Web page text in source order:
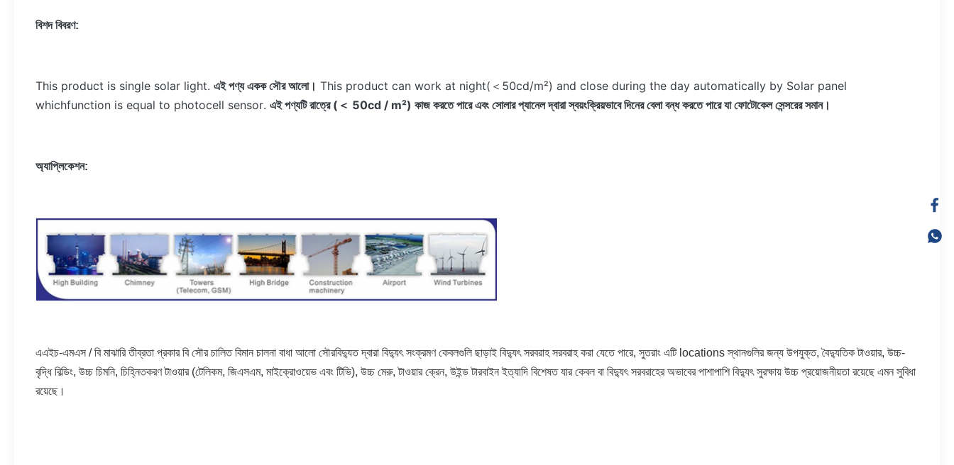
বিশদ বিবরণ:
This product is single solar light. এই পণ্য একক সৌর আলো। This product can work at night(＜50cd/m²) and close during the day automatically by Solar panel
whichfunction is equal to photocell sensor. এই পণ্যটি রাত্রে (＜ 50cd / m²) কাজ করতে পারে এবং সোলার প্যানেল দ্বারা স্বয়ংক্রিয়ভাবে দিনের বেলা বন্ধ করতে পারে যা ফোটোকেল সেন্সরের সমান।
অ্যাপ্লিকেশন:
এএইচ-এমএস / বি মাঝারি তীব্রতা প্রকার বি সৌর চালিত বিমান চালনা বাধা আলো সৌরবিদ্যুত দ্বারা বিদ্যুৎ সংক্রমণ কেবলগুলি ছাড়াই বিদ্যুৎ সরবরাহ সরবরাহ করা যেতে পারে, সুতরাং এটি locations স্থানগুলির জন্য উপযুক্ত, বৈদ্যুতিক টাওয়ার, উচ্চ-
বৃদ্ধি বিল্ডিং, উচ্চ চিমনি, চিহ্নিতকরণ টাওয়ার (টেলিকম, জিএসএম, মাইক্রোওয়েভ এবং টিভি), উচ্চ মেরু, টাওয়ার ক্রেন, উইন্ড টারবাইন ইত্যাদি বিশেষত যার কেবল বা বিদ্যুৎ সরবরাহের অভাবের পাশাপাশি বিদ্যুৎ সুরক্ষায় উচ্চ প্রয়োজনীয়তা রয়েছে এমন সুবিধা
রয়েছে।